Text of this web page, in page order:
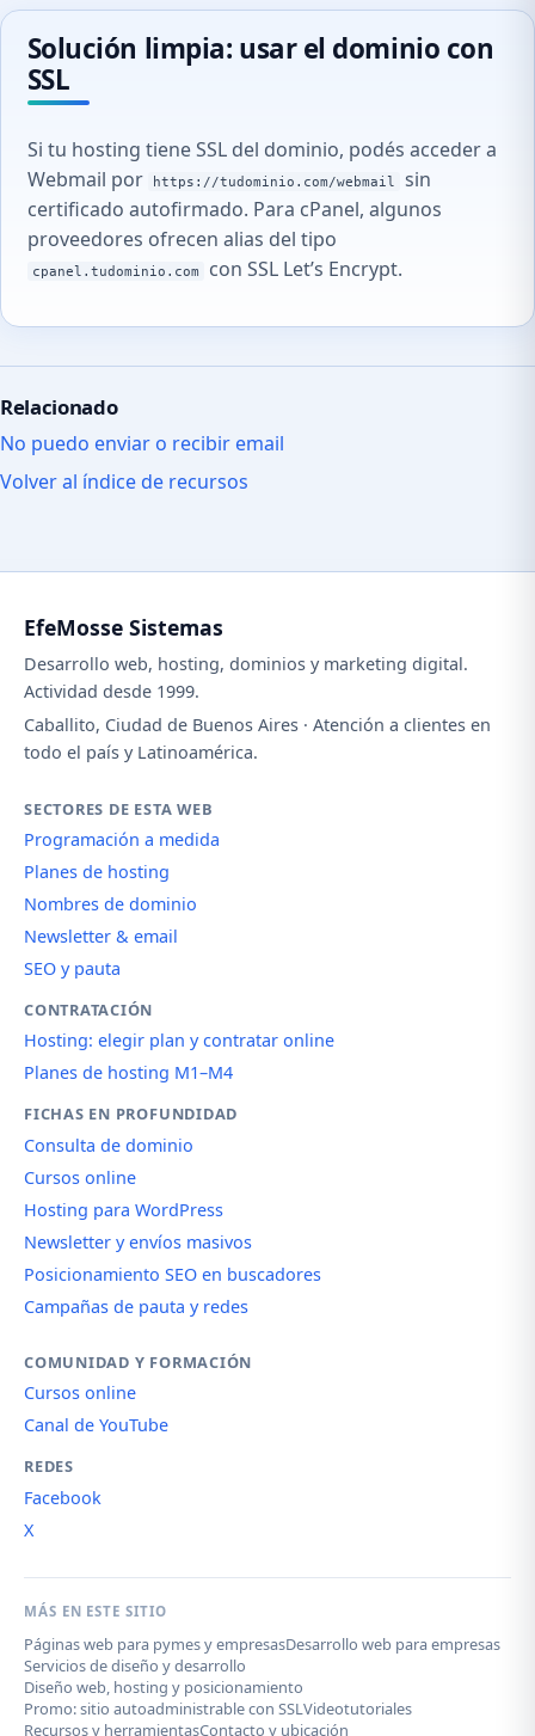
Solución limpia: usar el dominio con
SSL
Si tu hosting tiene SSL del dominio, podés acceder a
Webmail por
https://tudominio.com/webmail
sin
certificado autofirmado. Para cPanel, algunos
proveedores ofrecen alias del tipo
cpanel.tudominio.com con SSL Let’s Encrypt.
Relacionado
No puedo enviar o recibir email
Volver al índice de recursos
EfeMosse Sistemas
Desarrollo web, hosting, dominios y marketing digital.
Actividad desde 1999.
Caballito, Ciudad de Buenos Aires · Atención a clientes en
todo el país y Latinoamérica.
SECTORES DE ESTA WEB
Programación a medida
Planes de hosting
Nombres de dominio
Newsletter & email
SEO y pauta
CONTRATACIÓN
Hosting: elegir plan y contratar online
Planes de hosting M1–M4
FICHAS EN PROFUNDIDAD
Consulta de dominio
Cursos online
Hosting para WordPress
Newsletter y envíos masivos
Posicionamiento SEO en buscadores
Campañas de pauta y redes
COMUNIDAD Y FORMACIÓN
Cursos online
Canal de YouTube
REDES
Facebook
X
MÁS EN ESTE SITIO
Páginas web para pymes y empresasDesarrollo web para empresas
Servicios de diseño y desarrollo
Diseño web, hosting y posicionamiento
Promo: sitio autoadministrable con SSLVideotutoriales
Recursos y herramientasContacto y ubicación